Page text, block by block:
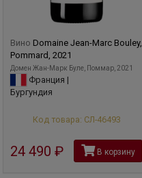
Вино Domaine Jean-Marc Bouley,
Pommard, 2021
Домен Жан-Марк Буле, Поммар, 2021
Франция |
Бургундия
Код товара: СЛ-46493
24 490 рубВ корзину